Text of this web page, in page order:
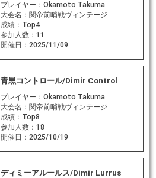
プレイヤー： Okamoto Takuma
大会名： 関帝前哨戦ヴィンテージ
成績： Top4
参加人数： 11
開催日： 2025/11/09
青黒コントロール/Dimir Control
プレイヤー： Okamoto Takuma
大会名： 関帝前哨戦ヴィンテージ
成績： Top8
参加人数： 18
開催日： 2025/10/19
ディミーアルールス/Dimir Lurrus